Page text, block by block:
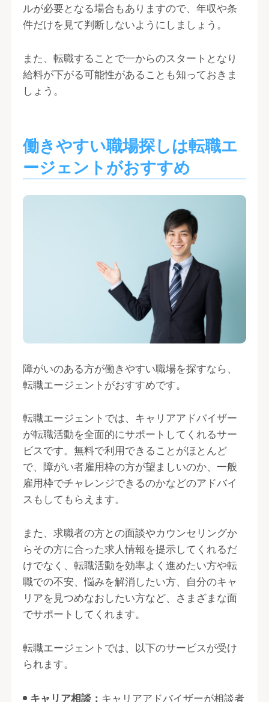
ルが必要となる場合もありますので、年収や条
件だけを見て判断しないようにしましょう。
また、転職することで一からのスタートとなり
給料が下がる可能性があることも知っておきま
しょう。
働きやすい職場探しは転職エ
ージェントがおすすめ
障がいのある方が働きやすい職場を探すなら、
転職エージェントがおすすめです。
転職エージェントでは、キャリアアドバイザー
が転職活動を全面的にサポートしてくれるサー
ビスです。無料で利用できることがほとんど
で、障がい者雇用枠の方が望ましいのか、一般
雇用枠でチャレンジできるのかなどのアドバイ
スもしてもらえます。
また、求職者の方との面談やカウンセリングか
らその方に合った求人情報を提示してくれるだ
けでなく、転職活動を効率よく進めたい方や転
職での不安、悩みを解消したい方、自分のキャ
リアを見つめなおしたい方など、さまざまな面
でサポートしてくれます。
転職エージェントでは、以下のサービスが受け
られます。
キャリア相談： キャリアアドバイザーが相談者